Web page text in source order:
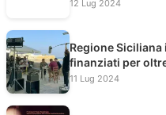
12 Lug 2024
Regione
finanziati per
11 Lug 2024